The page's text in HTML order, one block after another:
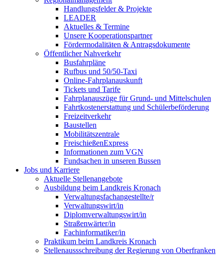
Handlungsfelder & Projekte
LEADER
Aktuelles & Termine
Unsere Kooperationspartner
Fördermodalitäten & Antragsdokumente
Öffentlicher Nahverkehr
Busfahrpläne
Rufbus und 50/50-Taxi
Online-Fahrplanauskunft
Tickets und Tarife
Fahrplanauszüge für Grund- und Mittelschulen
Fahrtkostenerstattung und Schülerbeförderung
Freizeitverkehr
Baustellen
Mobilitätszentrale
FreischießenExpress
Informationen zum VGN
Fundsachen in unseren Bussen
Jobs und Karriere
Aktuelle Stellenangebote
Ausbildung beim Landkreis Kronach
Verwaltungsfachangestellte/r
Verwaltungswirt/in
Diplomverwaltungswirt/in
Straßenwärter/in
Fachinformatiker/in
Praktikum beim Landkreis Kronach
Stellenaussschreibung der Regierung von Oberfranken